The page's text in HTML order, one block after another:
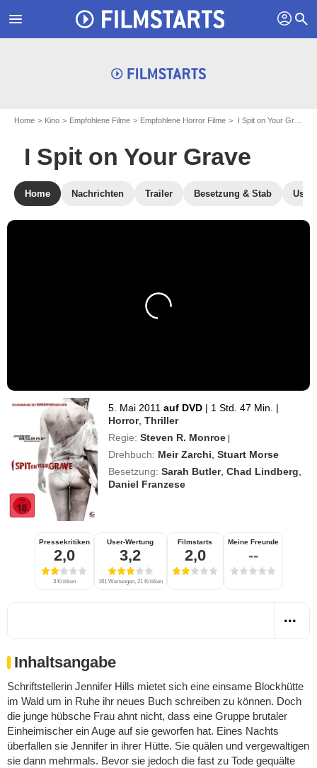
menu profil search
Home Kino Empfohlene Filme Empfohlene Horror Filme I Spit on Your Grave
I Spit on Your Grave
Home Nachrichten Trailer Besetzung & Stab
5. Mai 2011 auf DVD | 1 Std. 47 Min. |
Horror,Thriller
Regie: Steven R. Monroe |
Drehbuch: Meir Zarchi ,Stuart Morse
Besetzung: Sarah Butler,Chad Lindberg
Daniel Franzese
Pressekritiken
2,0
3 Kritiken
User-Wertung
3,2
161 Wertungen, 21 Kritiken
Filmstarts
2,0
Meine Freunde
--
Inhaltsangabe
Schriftstellerin Jennifer Hills mietet sich eine einsame Blockhütte
im Wald um in Ruhe ihr neues Buch schreiben zu können. Doch
die junge hübsche Frau ahnt nicht, dass eine Gruppe brutaler
Einheimischer ein Auge auf sie geworfen hat. Eines Nachts
überfallen sie Jennifer in ihrer Hütte. Sie quälen und vergewaltigen
sie dann mehrmals. Bevor sie jedoch die fast zu Tode gequälte